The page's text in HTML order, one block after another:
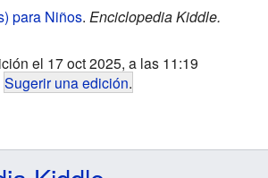
para Niños. Enciclopedia Kiddle.
el 17 oct 2025, a las 11:19
Sugerir una edición.